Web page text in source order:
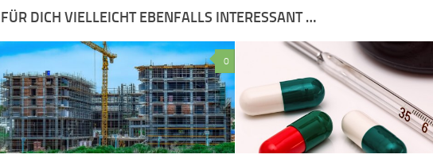
FÜR DICH VIELLEICHT EBENFALLS INTERESSANT …
0